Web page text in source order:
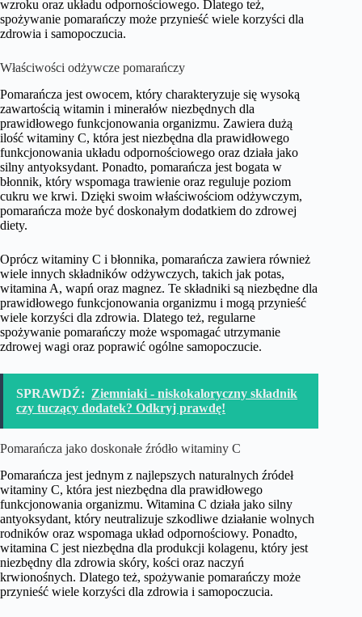
wzroku oraz układu odpornościowego. Dlatego też,
spożywanie pomarańczy może przynieść wiele korzyści dla
zdrowia i samopoczucia.
Właściwości odżywcze pomarańczy
Pomarańcza jest owocem, który charakteryzuje się wysoką
zawartością witamin i minerałów niezbędnych dla
prawidłowego funkcjonowania organizmu. Zawiera dużą
ilość witaminy C, która jest niezbędna dla prawidłowego
funkcjonowania układu odpornościowego oraz działa jako
silny antyoksydant. Ponadto, pomarańcza jest bogata w
błonnik, który wspomaga trawienie oraz reguluje poziom
cukru we krwi. Dzięki swoim właściwościom odżywczym,
pomarańcza może być doskonałym dodatkiem do zdrowej
diety.
Oprócz witaminy C i błonnika, pomarańcza zawiera również
wiele innych składników odżywczych, takich jak potas,
witamina A, wapń oraz magnez. Te składniki są niezbędne dla
prawidłowego funkcjonowania organizmu i mogą przynieść
wiele korzyści dla zdrowia. Dlatego też, regularne
spożywanie pomarańczy może wspomagać utrzymanie
zdrowej wagi oraz poprawić ogólne samopoczucie.
SPRAWDŹ: Ziemniaki - niskokaloryczny składnik
czy tuczący dodatek? Odkryj prawdę!
Pomarańcza jako doskonałe źródło witaminy C
Pomarańcza jest jednym z najlepszych naturalnych źródeł
witaminy C, która jest niezbędna dla prawidłowego
funkcjonowania organizmu. Witamina C działa jako silny
antyoksydant, który neutralizuje szkodliwe działanie wolnych
rodników oraz wspomaga układ odpornościowy. Ponadto,
witamina C jest niezbędna dla produkcji kolagenu, który jest
niezbędny dla zdrowia skóry, kości oraz naczyń
krwionośnych. Dlatego też, spożywanie pomarańczy może
przynieść wiele korzyści dla zdrowia i samopoczucia.